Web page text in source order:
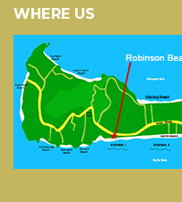
WHERE US